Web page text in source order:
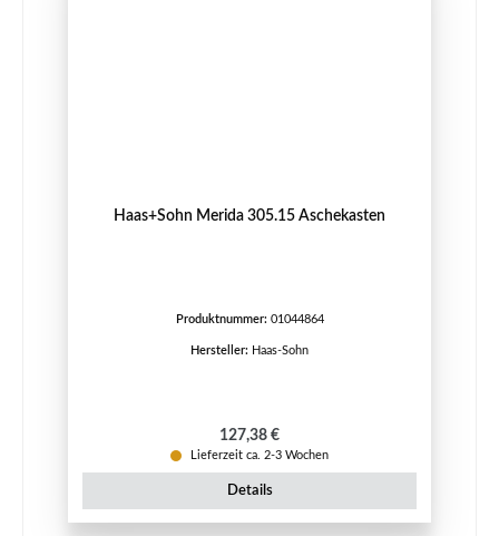
Haas+Sohn Merida 305.15 Aschekasten
Produktnummer: 01044864
Hersteller: Haas-Sohn
Regulärer Preis:
127,38 €
Lieferzeit ca. 2-3 Wochen
Details